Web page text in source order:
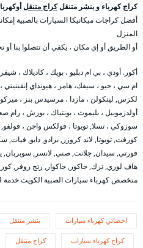
كراج كهرباء و بنشر متنقلكراج متنقل
أفضل كراجات ميكانيكا السيارات بالصبية
المنزل
أو الطريق أو إي مكان ، يكفي أن تتصلوا بنا أو
أكور. أودي ، بي ام دبليو ، بويك ، كاديلاك ،
ام سي ، جيو ، سيفك، هامر ، هيونداي إنفينيتي
لكزس, لينكولن ، مازدا ، مرسيدس بنز ،
أولدزموبيل ، بليموث ، بونتياك ، بورش ،
سوزوكي ، تسلا, تويوتا ، فولكس واجن ،
كورفت, تويوتا, لاند كروزر, برادو, دايو, فيات,
فورتي, سيدان, جلانت, صني, لانسر,
هاف لوري, ترك, جاكور, جاكوار, رتج روفر,
متخصص كهرباء سيارات الصبية الكويت خدمة 24 ساعة .
اخصائي كهرباء سيارات بنشر متنقل
كراج كهرباء سيارات كراج متنقل